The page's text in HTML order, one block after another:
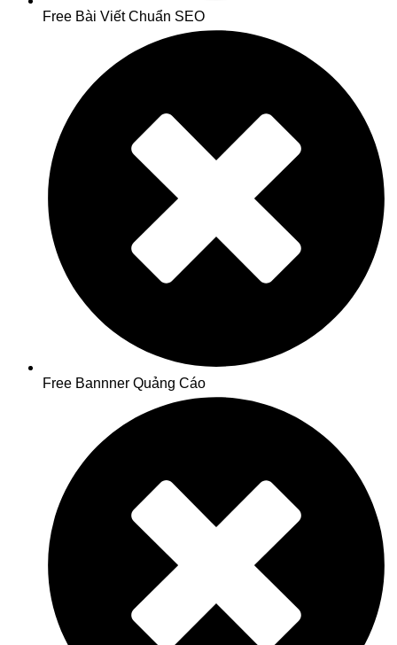
Free Bài Viết Chuẩn SEO
Free Bannner Quảng Cáo